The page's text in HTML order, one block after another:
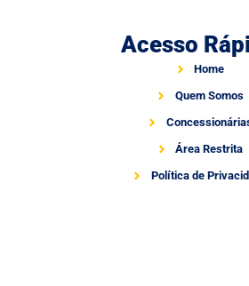
Acesso
Home
Quem Somos
Área Restrita
Política de